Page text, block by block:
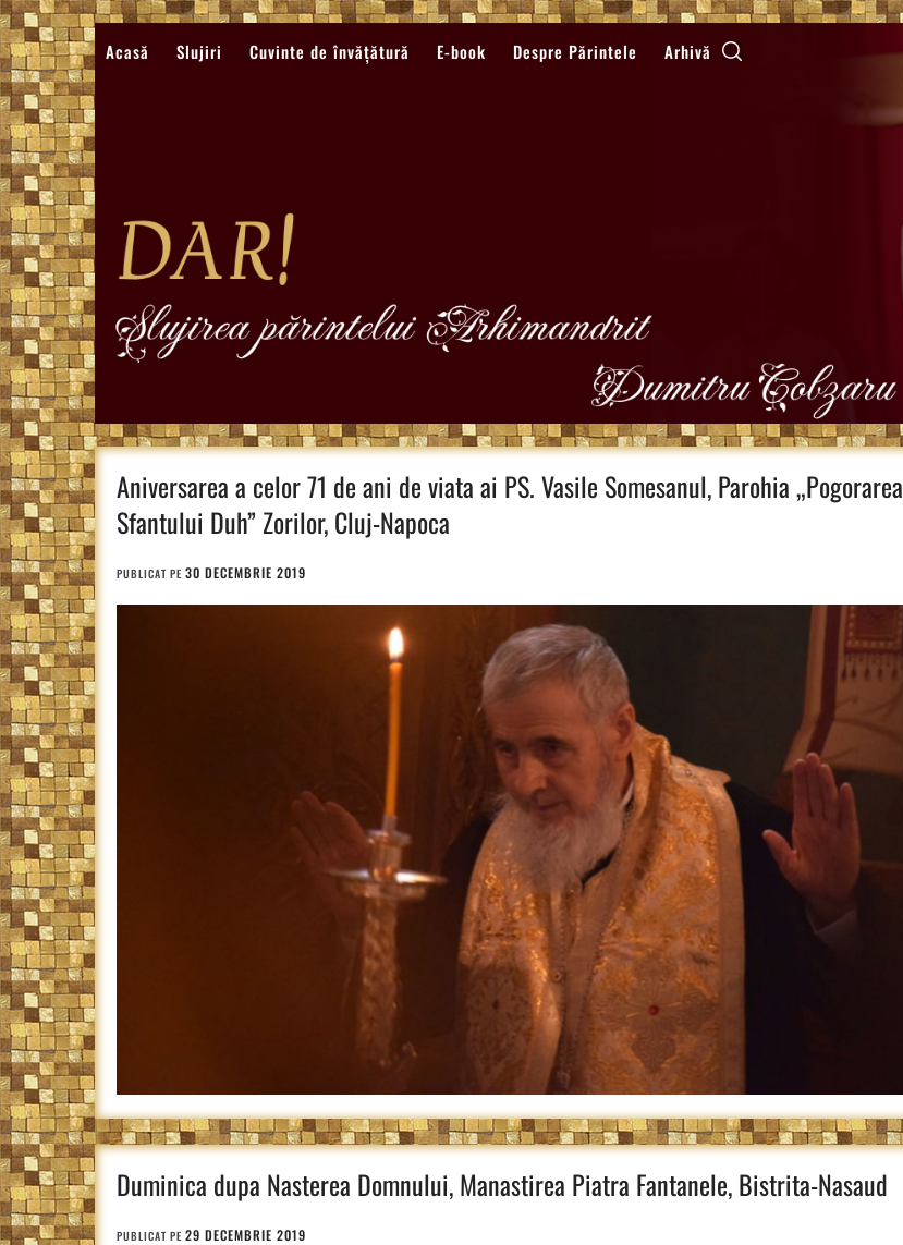
Sari
la
conținut
Acasă Slujiri Cuvinte de învățătură E-book Despre Părintele Arhivă
Aniversarea a celor 71 de ani de viata ai PS. Vasile Somesanul, Parohia „Pogorarea
Sfantului Duh” Zorilor, Cluj-Napoca
PUBLICAT PE 30 DECEMBRIE 2019
Duminica dupa Nasterea Domnului, Manastirea Piatra Fantanele, Bistrita-Nasaud
PUBLICAT PE 29 DECEMBRIE 2019